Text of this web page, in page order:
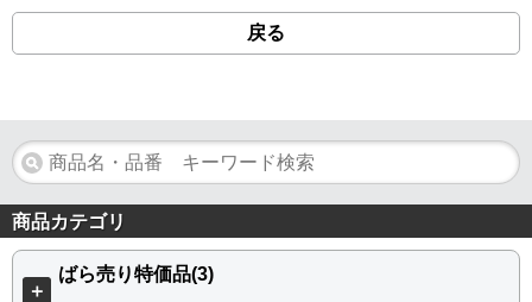
戻る
商品カテゴリ
＋
ばら売り特価品(3)